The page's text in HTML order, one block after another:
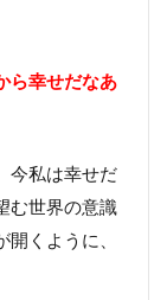
ら幸せだなあ
今私は幸せだ
む世界の意識
くように、